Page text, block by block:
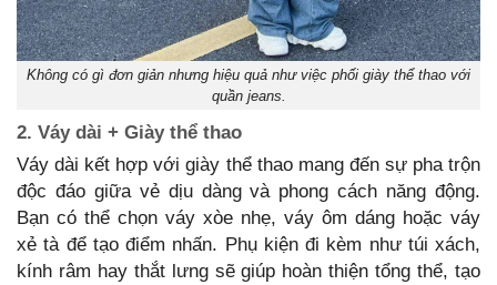
Không có gì đơn giản nhưng hiệu quả như việc phối giày thể thao với
quần jeans.
2. Váy dài + Giày thể thao
Váy dài kết hợp với giày thể thao mang đến sự pha trộn
độc đáo giữa vẻ dịu dàng và phong cách năng động.
Bạn có thể chọn váy xòe nhẹ, váy ôm dáng hoặc váy
xẻ tà để tạo điểm nhấn. Phụ kiện đi kèm như túi xách,
kính râm hay thắt lưng sẽ giúp hoàn thiện tổng thể, tạo